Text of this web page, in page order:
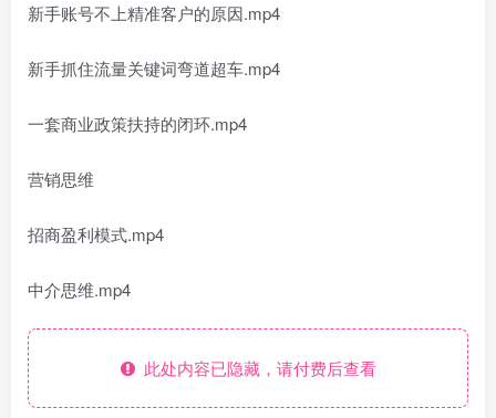
新手账号不上精准客户的原因.mp4
新手抓住流量关键词弯道超车.mp4
一套商业政策扶持的闭环.mp4
营销思维
招商盈利模式.mp4
中介思维.mp4
此处内容已隐藏，请付费后查看